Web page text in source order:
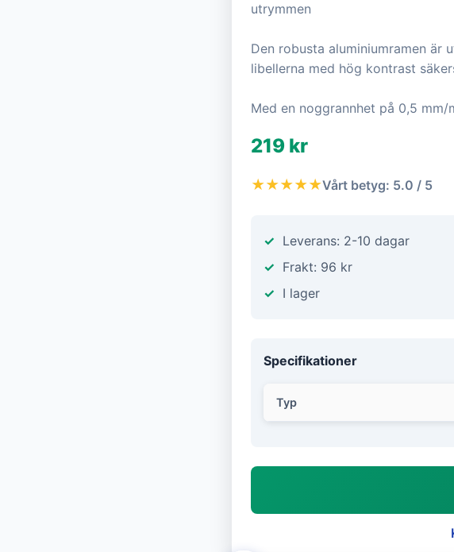
utrymmen
Den robusta aluminiumramen är
libellerna med hög kontrast
Med en noggrannhet på 0,5
219 kr
★★★★★Vårt betyg: 5.0 / 5
Leverans: 2-10 dagar
Frakt: 96 kr
I lager
Specifikationer
Typ